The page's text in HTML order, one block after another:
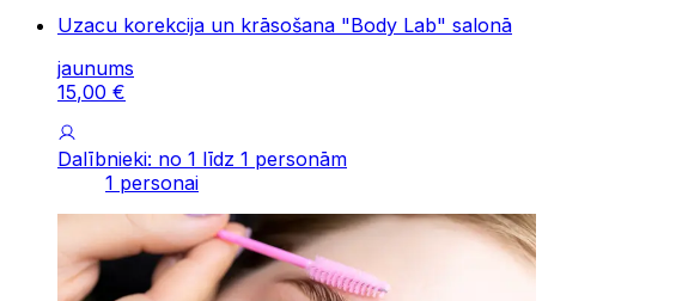
Uzacu korekcija un krāsošana "Body Lab" salonā
jaunums
15,00 €
Dalībnieki: no 1 līdz 1 personām
1 personai